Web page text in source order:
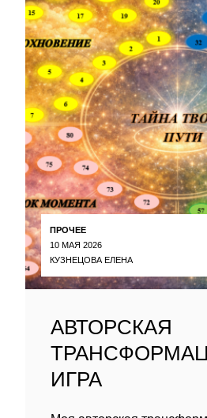
ПРОЧЕЕ
10 МАЯ 2026
КУЗНЕЦОВА ЕЛЕНА
АВТОРСКАЯ
ИГРА